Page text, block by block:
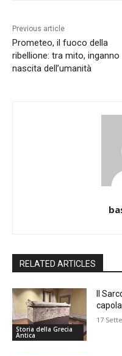
Previous article
Prometeo, il fuoco della
ribellione: tra mito, inganno
nascita dell’umanità
RELATED ARTICLES
Storia della Grecia
Antica
Il
17